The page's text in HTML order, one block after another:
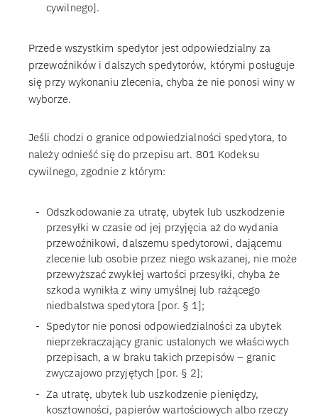
cywilnego].
Przede wszystkim spedytor jest odpowiedzialny za
przewoźników i dalszych spedytorów, którymi posługuje
się przy wykonaniu zlecenia, chyba że nie ponosi winy w
wyborze.
Jeśli chodzi o granice odpowiedzialności spedytora, to
należy odnieść się do przepisu art. 801 Kodeksu
cywilnego, zgodnie z którym:
Odszkodowanie za utratę, ubytek lub uszkodzenie
przesyłki w czasie od jej przyjęcia aż do wydania
przewoźnikowi, dalszemu spedytorowi, dającemu
zlecenie lub osobie przez niego wskazanej, nie może
przewyższać zwykłej wartości przesyłki, chyba że
szkoda wynikła z winy umyślnej lub rażącego
niedbalstwa spedytora [por. § 1];
Spedytor nie ponosi odpowiedzialności za ubytek
nieprzekraczający granic ustalonych we właściwych
przepisach, a w braku takich przepisów – granic
zwyczajowo przyjętych [por. § 2];
Za utratę, ubytek lub uszkodzenie pieniędzy,
kosztowności, papierów wartościowych albo rzeczy